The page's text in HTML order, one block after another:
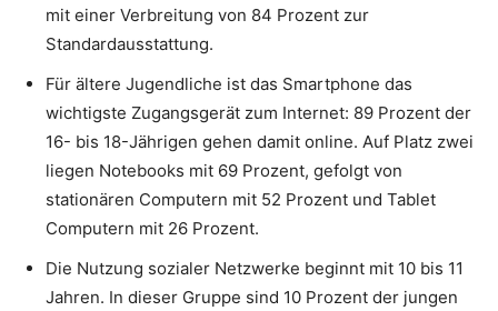
mit einer Verbreitung von 84 Prozent zur
Standardausstattung.
Für ältere Jugendliche ist das Smartphone das
wichtigste Zugangsgerät zum Internet: 89 Prozent der
16- bis 18-Jährigen gehen damit online. Auf Platz zwei
liegen Notebooks mit 69 Prozent, gefolgt von
stationären Computern mit 52 Prozent und Tablet
Computern mit 26 Prozent.
Die Nutzung sozialer Netzwerke beginnt mit 10 bis 11
Jahren. In dieser Gruppe sind 10 Prozent der jungen